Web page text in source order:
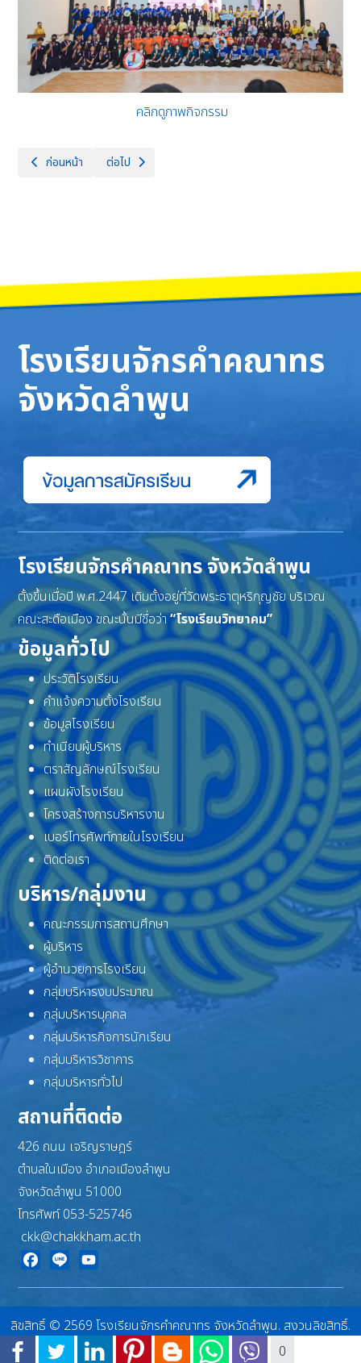
0
คลิกดูภาพกิจกรรม
เนื้อหาก่อนหน้า: โครงการพัฒนาทักษะการอ่านการเขียน และยกผลสัมฤทธิ์ท
ก่อนหน้า เนื้อหาถัดไป: รางวัลชนะเลิศ รุ่น ชายเดี่ยว อายุ 12 ปี กา
ต่อไป
โรงเรียนจักรคำคณาทร
จังหวัดลำพูน
โรงเรียนจักรคำคณาทร จังหวัดลำพูน
ตั้งขึ้นเมื่อปี พ.ศ.2447 เดิมตั้งอยู่ที่วัดพระธาตุหริภุญชัย บริเวณ
คณะสะดือเมือง ขณะนั้นมีชื่อว่า“โรงเรียนวิทยาคม”
ข้อมูลทั่วไป
ประวัติโรงเรียน
คำแจ้งความตั้งโรงเรียน
ข้อมูลโรงเรียน
ทำเนียบผู้บริหาร
ตราสัญลักษณ์โรงเรียน
แผนผังโรงเรียน
โครงสร้างการบริหารงาน
เบอร์โทรศัพท์ภายในโรงเรียน
ติดต่อเรา
บริหาร/กลุ่มงาน
คณะกรรมการสถานศึกษา
ผู้บริหาร
ผู้อำนวยการโรงเรียน
กลุ่มบริหารงบประมาณ
กลุ่มบริหารบุคคล
กลุ่มบริหารกิจการนักเรียน
กลุ่มบริหารวิชาการ
กลุ่มบริหารทั่วไป
สถานที่ติดต่อ
426 ถนน เจริญราษฎร์
ตำบลในเมือง อำเภอเมืองลำพูน
จังหวัดลำพูน 51000
โทรศัพท์ 053-525746
ckk@chakkham.ac.th
ลิขสิทธิ์ © 2569 โรงเรียนจักรคำคณาทร จังหวัดลำพูน. สงวนลิขสิทธิ์.
Joomla! เป็นซอฟต์แวร์เสรีที่เผยแพร่ภายใต้GNU ใบอนุญาตสาธารณะทั่วไป